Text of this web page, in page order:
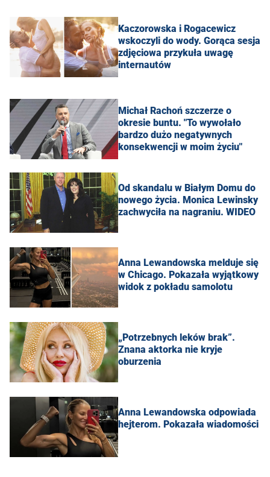
Kaczorowska i Rogacewicz
wskoczyli do wody. Gorąca sesja
zdjęciowa przykuła uwagę
internautów
Michał Rachoń szczerze o
okresie buntu. "To wywołało
bardzo dużo negatywnych
konsekwencji w moim życiu"
Od skandalu w Białym Domu do
nowego życia. Monica Lewinsky
zachwyciła na nagraniu. WIDEO
Anna Lewandowska melduje się
w Chicago. Pokazała wyjątkowy
widok z pokładu samolotu
„Potrzebnych leków brak”.
Znana aktorka nie kryje
oburzenia
Anna Lewandowska odpowiada
hejterom. Pokazała wiadomości